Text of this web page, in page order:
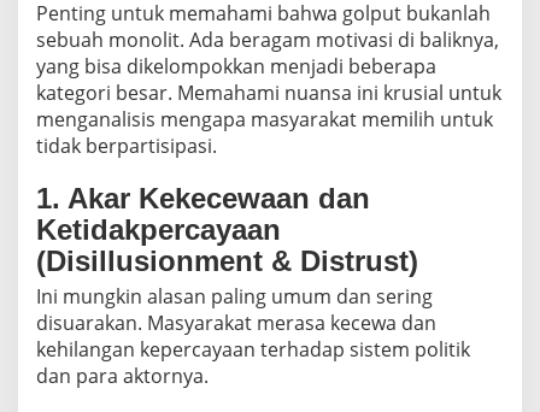
l
i
t
i
k
d
i
n
d
o
n
s
i
a
Penting untuk memahami bahwa golput bukanlah
sebuah monolit. Ada beragam motivasi di baliknya,
yang bisa dikelompokkan menjadi beberapa
kategori besar. Memahami nuansa ini krusial untuk
menganalisis mengapa masyarakat memilih untuk
tidak berpartisipasi.
1. Akar Kekecewaan dan
Ketidakpercayaan
(Disillusionment & Distrust)
Ini mungkin alasan paling umum dan sering
disuarakan. Masyarakat merasa kecewa dan
kehilangan kepercayaan terhadap sistem politik
dan para aktornya.